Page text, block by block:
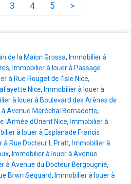
3 4 5 >
de la Maion Grossa, Immobilier à
, Immobilier à louer à Passage
à Rue Rouget de l'Isle Nice,
Nice, Immobilier à louer à
à louer à Boulevard des Arènes de
à Avenue Maréchal Bernadotte,
lArmée dOrient Nice, Immobilier à
à louer à Esplanade Francis
à Rue Docteur L Pratt, Immobilier à
, Immobilier à louer à Avenue
à Avenue du Docteur Bergougnié,
Brwn Sequard, Immobilier à louer à